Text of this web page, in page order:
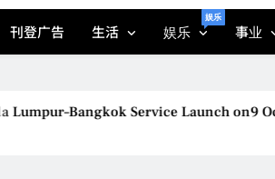
刊登广告 生活 娱乐
娱乐
事业
Service Launch on9 October